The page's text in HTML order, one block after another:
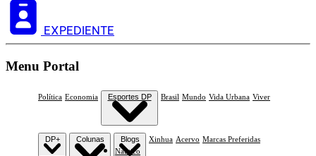
EXPEDIENTE
Menu Portal
Política Economia Esportes DP
Náutico
Brasil Mundo Vida Urbana Viver
DP+ Colunas Blogs Xinhua Acervo Marcas Preferidas